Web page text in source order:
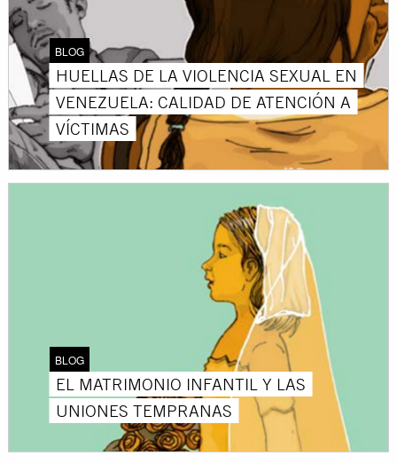
BLOG
HUELLAS DE LA VIOLENCIA SEXUAL EN
VENEZUELA: CALIDAD DE ATENCIÓN A
VÍCTIMAS
BLOG
EL MATRIMONIO INFANTIL Y LAS
UNIONES TEMPRANAS